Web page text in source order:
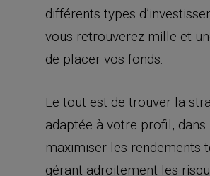
différents types
vous retrouverez mille et
de placer vos fonds.
Le tout est de trouver la
adaptée à votre profil, dans
maximiser les rendements
gérant adroitement les